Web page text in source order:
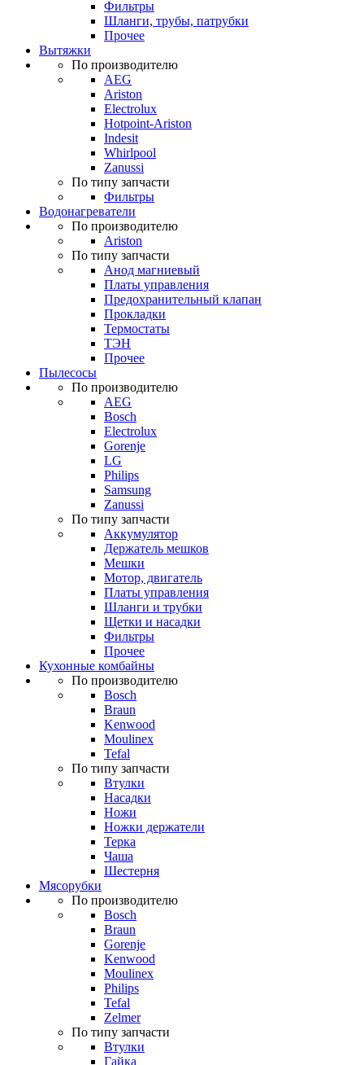
Фильтры
Шланги, трубы, патрубки
Прочее
Вытяжки
По производителю
AEG
Ariston
Electrolux
Hotpoint-Ariston
Indesit
Whirlpool
Zanussi
По типу запчасти
Фильтры
Водонагреватели
По производителю
Ariston
По типу запчасти
Анод магниевый
Платы управления
Предохранительный клапан
Прокладки
Термостаты
ТЭН
Прочее
Пылесосы
По производителю
AEG
Bosch
Electrolux
Gorenje
LG
Philips
Samsung
Zanussi
По типу запчасти
Аккумулятор
Держатель мешков
Мешки
Мотор, двигатель
Платы управления
Шланги и трубки
Щетки и насадки
Фильтры
Прочее
Кухонные комбайны
По производителю
Bosch
Braun
Kenwood
Moulinex
Tefal
По типу запчасти
Втулки
Насадки
Ножи
Ножки держатели
Терка
Чаша
Шестерня
Мясорубки
По производителю
Bosch
Braun
Gorenje
Kenwood
Moulinex
Philips
Tefal
Zelmer
По типу запчасти
Втулки
Гайка